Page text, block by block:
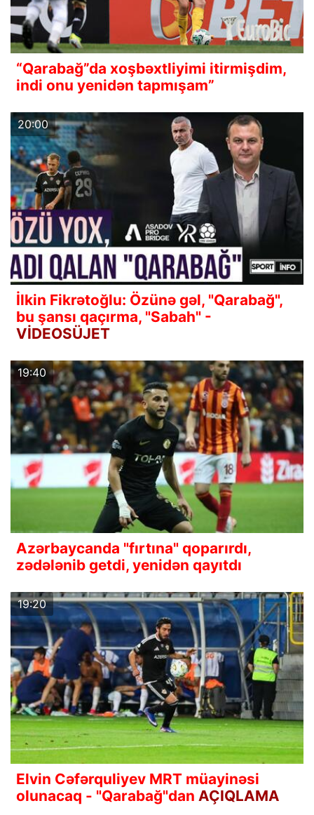
“Qarabağ”da xoşbəxtliyimi itirmişdim,
indi onu yenidən tapmışam”
20:00
İlkin Fikrətoğlu: Özünə gəl, "Qarabağ",
bu şansı qaçırma, "Sabah" -
VİDEOSÜJET
19:40
Azərbaycanda "fırtına" qoparırdı,
zədələnib getdi, yenidən qayıtdı
19:20
Elvin Cəfərquliyev MRT müayinəsi
olunacaq - "Qarabağ"dan AÇIQLAMA